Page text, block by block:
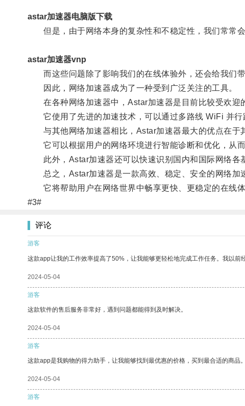
astar加速器电脑版下载
但是，由于网络本身的复杂性和不稳定性，我们常常会
astar加速器vnp
而这些问题除了影响我们的在线体验外，还会给我们带
因此，网络加速器成为了一种受到广泛关注的工具。
在各种网络加速器中，Astar加速器是目前比较受欢迎
它使用了先进的加速技术，可以通过多路线 WiFi 并行
与其他网络加速器相比，Astar加速器最大的优点在于
它可以根据用户的网络环境进行智能诊断和优化，从而
此外，Astar加速器还可以快速识别国内和国际网络各
总之，Astar加速器是一款高效、稳定、安全的网络加
它将帮助用户在网络世界中畅享更快、更稳定的在线体
#3#
评论
游客
这款app让我的工作效率提高了50%，让我能够更轻松地完成工作任务。我以前
2024-05-04
游客
这款软件的售后服务非常好，遇到问题都能得到及时解决。
2024-05-04
游客
这款app是我购物的得力助手，让我能够找到最优惠的价格，买到最合适的商品。
2024-05-04
游客